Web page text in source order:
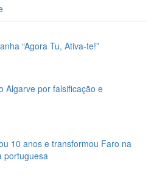
“Agora Tu, Ativa-te!”
Algarve por falsificação e
10 anos e transformou Faro na
portuguesa